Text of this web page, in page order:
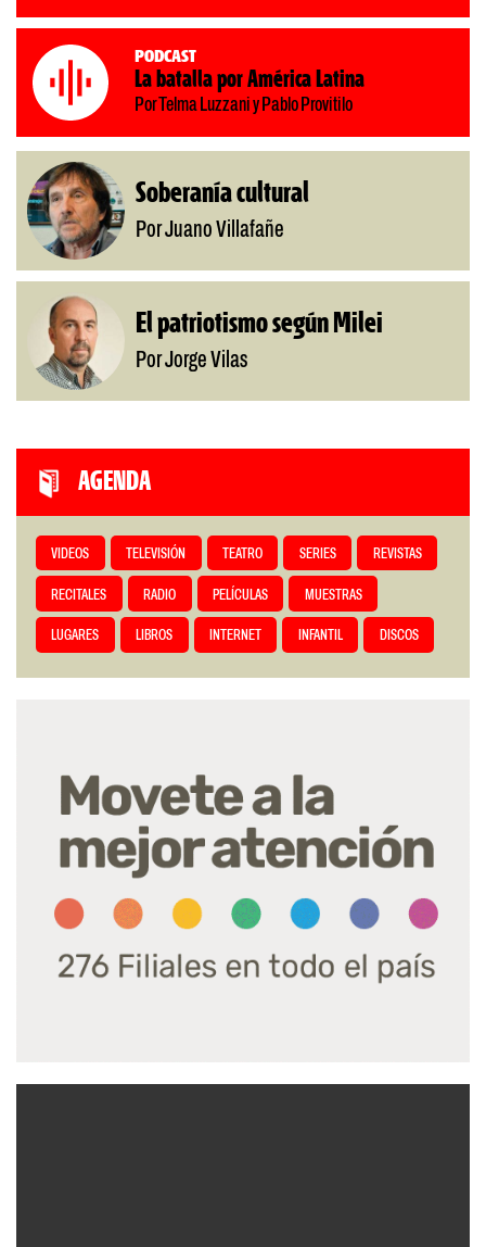
Podcast
La batalla por América Latina
Por Telma Luzzani y Pablo Provitilo
Soberanía cultural
Por Juano Villafañe
El patriotismo según Milei
Por Jorge Vilas
AGENDA
VIDEOS TELEVISIÓN TEATRO SERIES REVISTAS
RECITALES RADIO PELÍCULAS MUESTRAS
LUGARES LIBROS INTERNET INFANTIL DISCOS